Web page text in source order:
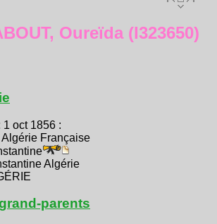
Oureïda (I323650)
1 oct 1856 :
Française
Algérie
parents